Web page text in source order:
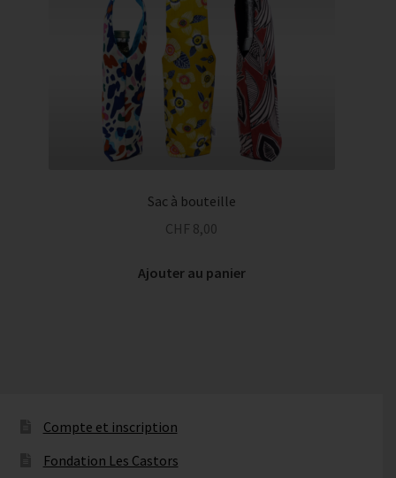
Sac à bouteille
CHF 8,00
Ajouter au panier
Compte et inscription
Fondation Les Castors